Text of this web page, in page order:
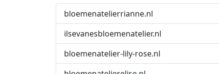
bloemenatelierrianne.nl
ilsevanesbloemenatelier.nl
bloemenatelier-lily-rose.nl